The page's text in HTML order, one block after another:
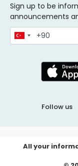
Sign up to be
announcements
Follow us
All your